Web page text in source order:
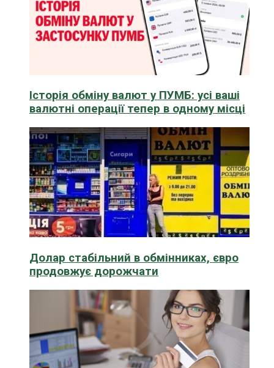
Історія обміну валют у ПУМБ: усі ваші
валютні операції тепер в одному місці
Долар стабільний в обмінниках, євро
продовжує дорожчати